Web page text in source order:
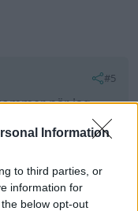
Information
to third parties, or
information for
below opt-out
#5
när jag
det är något som
vid inbromsning.